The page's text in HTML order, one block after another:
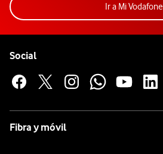
Ir a Mi Vodafone
Social
Fibra y móvil